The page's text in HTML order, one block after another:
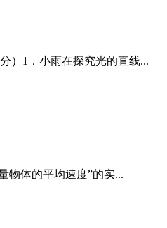
）1．小雨在探究光的直线...
物体的平均速度”的实...